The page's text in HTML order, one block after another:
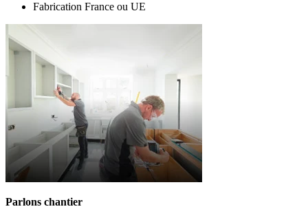
Fabrication France ou UE
Parlons chantier